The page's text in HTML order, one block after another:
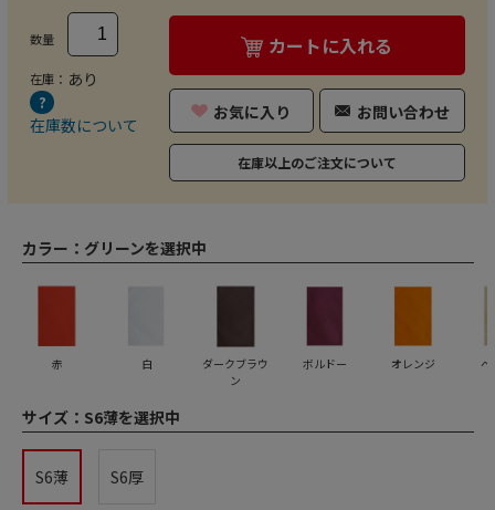
数量
在庫： あり
在庫数について
カートに入れる
お気に入り お問い合わせ
在庫以上のご注文について
カラー： グリーンを選択中
赤 白
ダークブラウ
ン
ボルドー オレンジ ベ
サイズ： S6薄を選択中
S6薄 S6厚